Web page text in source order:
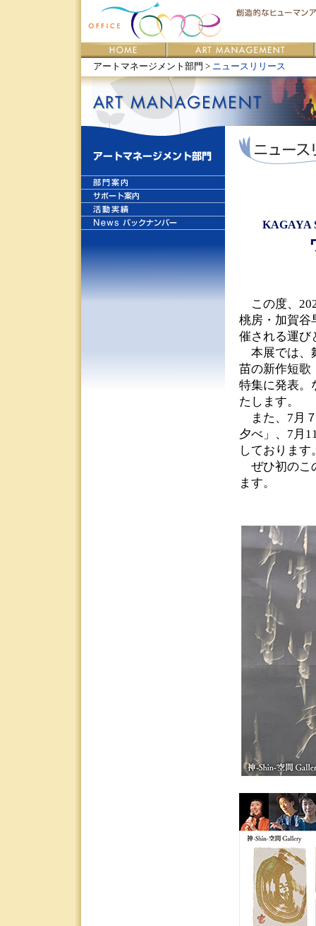
アートマネージメント部門 > ニュースリリース
KAGAYA
この度、
桃房・加賀谷
催される運び
本展では、
苗の新作短歌
特集に発表。
たします。
また、7月
夕べ」、7月
しております
ぜひ初のこ
ます。